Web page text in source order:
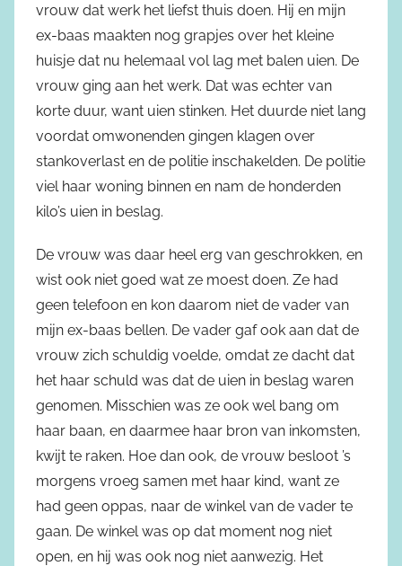
vrouw dat werk het liefst thuis doen. Hij en mijn
ex-baas maakten nog grapjes over het kleine
huisje dat nu helemaal vol lag met balen uien. De
vrouw ging aan het werk. Dat was echter van
korte duur, want uien stinken. Het duurde niet lang
voordat omwonenden gingen klagen over
stankoverlast en de politie inschakelden. De politie
viel haar woning binnen en nam de honderden
kilo’s uien in beslag.
De vrouw was daar heel erg van geschrokken, en
wist ook niet goed wat ze moest doen. Ze had
geen telefoon en kon daarom niet de vader van
mijn ex-baas bellen. De vader gaf ook aan dat de
vrouw zich schuldig voelde, omdat ze dacht dat
het haar schuld was dat de uien in beslag waren
genomen. Misschien was ze ook wel bang om
haar baan, en daarmee haar bron van inkomsten,
kwijt te raken. Hoe dan ook, de vrouw besloot ’s
morgens vroeg samen met haar kind, want ze
had geen oppas, naar de winkel van de vader te
gaan. De winkel was op dat moment nog niet
open, en hij was ook nog niet aanwezig. Het